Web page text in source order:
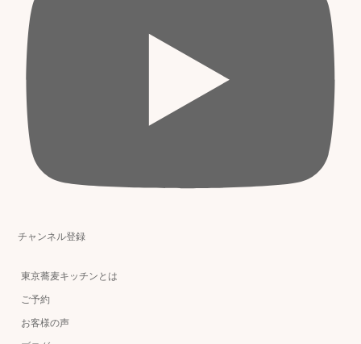
チャンネル登録
東京蕎麦キッチンとは
ご予約
お客様の声